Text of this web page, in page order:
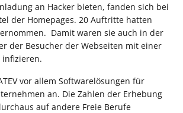
an Hacker bieten, fanden sich bei
der Homepages. 20 Auftritte hatten
Damit waren sie auch in der
der Besucher der Webseiten mit einer
infizieren.
vor allem Softwarelösungen für
an. Die Zahlen der Erhebung
auf andere Freie Berufe